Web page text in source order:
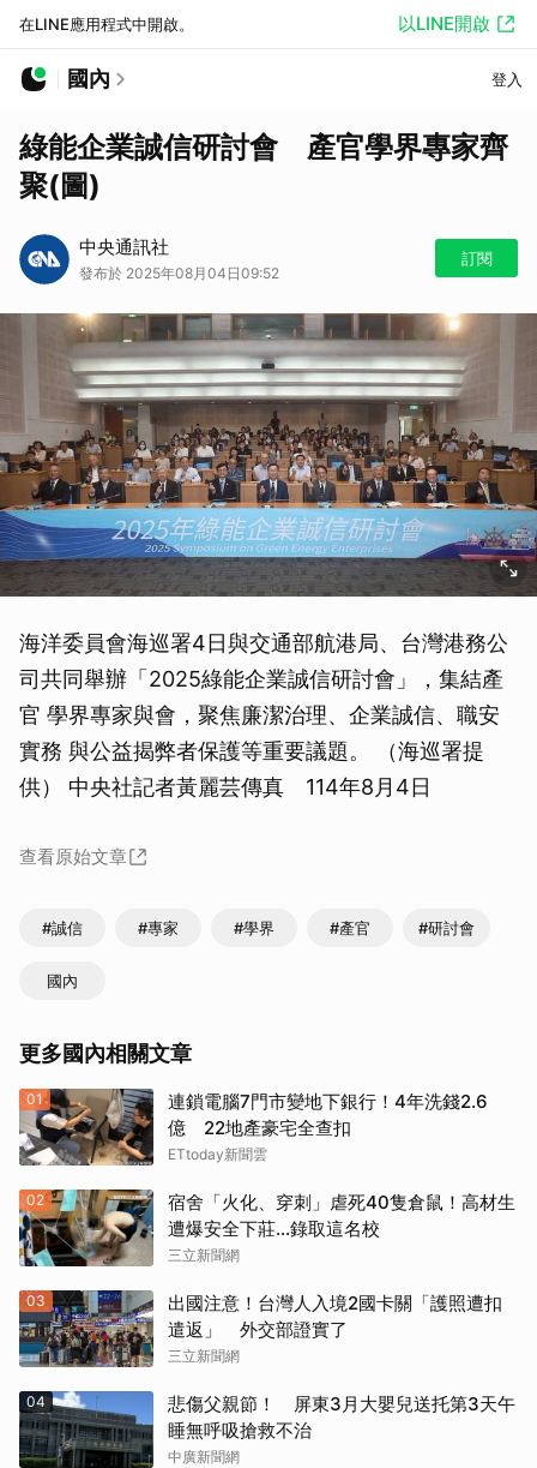
在LINE應用程式中開啟。 以LINE開啟
國內 登入
綠能企業誠信研討會 產官學界專家齊
聚(圖)
中央通訊社
發布於 2025年08月04日09:52
訂閱
海洋委員會海巡署4日與交通部航港局、台灣港務公
司共同舉辦「2025綠能企業誠信研討會」，集結產
官 學界專家與會，聚焦廉潔治理、企業誠信、職安
實務 與公益揭弊者保護等重要議題。 （海巡署提
供） 中央社記者黃麗芸傳真 114年8月4日
查看原始文章
#誠信 #專家 #學界 #產官 #研討會
國內
更多國內相關文章
01
連鎖電腦7門市變地下銀行！4年洗錢2.6
億 22地產豪宅全查扣
ETtoday新聞雲
02
宿舍「火化、穿刺」虐死40隻倉鼠！高材生
遭爆安全下莊…錄取這名校
三立新聞網
03
出國注意！台灣人入境2國卡關「護照遭扣
遣返」 外交部證實了
三立新聞網
04
悲傷父親節！ 屏東3月大嬰兒送托第3天午
睡無呼吸搶救不治
中廣新聞網